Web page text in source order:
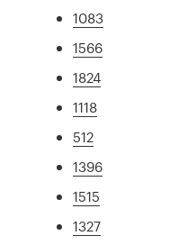
1083
1566
1824
1118
512
1396
1515
1327